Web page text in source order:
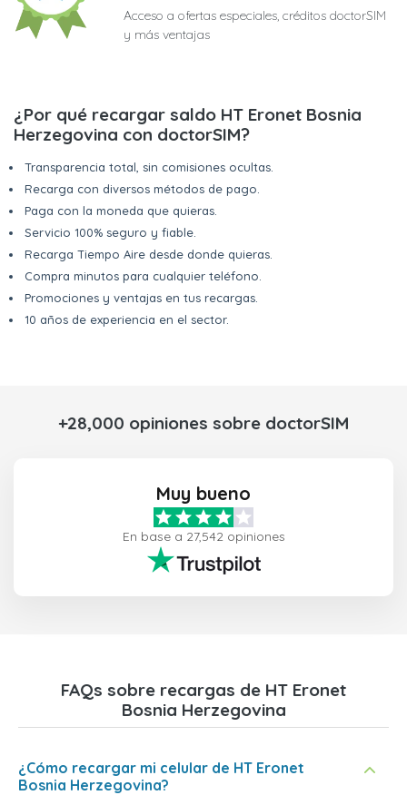
Acceso a ofertas especiales, créditos doctorSIM
y más ventajas
¿Por qué recargar saldo HT Eronet Bosnia
Herzegovina con doctorSIM?
Transparencia total, sin comisiones ocultas.
Recarga con diversos métodos de pago.
Paga con la moneda que quieras.
Servicio 100% seguro y fiable.
Recarga Tiempo Aire desde donde quieras.
Compra minutos para cualquier teléfono.
Promociones y ventajas en tus recargas.
10 años de experiencia en el sector.
+28,000 opiniones sobre doctorSIM
Muy bueno
En base a 27,542 opiniones
FAQs sobre recargas de HT Eronet
Bosnia Herzegovina
¿Cómo recargar mi celular de HT Eronet
Bosnia Herzegovina?